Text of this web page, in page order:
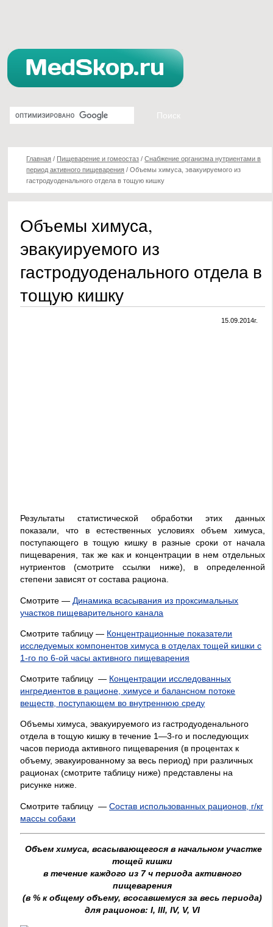
Главная / Пищеварение и гомеостаз /Снабжение организма нутриентами в
период активного пищеварения /Объемы химуса, эвакуируемого из
гастродуоденального отдела в тощую кишку
Объемы химуса,
эвакуируемого из
гастродуоденального отдела в
тощую кишку
15.09.2014г.
Результаты статистической обработки этих данных
показали, что в естественных условиях объем химуса,
поступающего в тощую кишку в разные сроки от начала
пищеварения, так же как и концентрации в нем отдельных
нутриентов (смотрите ссылки ниже), в определенной
степени зависят от состава рациона.
Смотрите — Динамика всасывания из проксимальных
участков пищеварительного канала
Смотрите таблицу — Концентрационные показатели
исследуемых компонентов химуса в отделах тощей кишки с
1-го по 6-ой часы активного пищеварения
Смотрите таблицу — Концентрации исследованных
ингредиентов в рационе, химусе и балансном потоке
веществ, поступающем во внутреннюю среду
Объемы химуса, эвакуируемого из гастродуоденального
отдела в тощую кишку в течение 1—3-го и последующих
часов периода активного пищеварения (в процентах к
объему, эвакуированному за весь период) при различных
рационах (смотрите таблицу ниже) представлены на
рисунке ниже.
Смотрите таблицу —Состав использованных рационов, г/кг
массы собаки
Объем химуса, всасывающегося в начальном участке
тощей кишки
в течение каждого из 7 ч периода активного
пищеварения
(в % к общему объему, всосавшемуся за весь периода)
для рационов: I, III, IV, V, VI